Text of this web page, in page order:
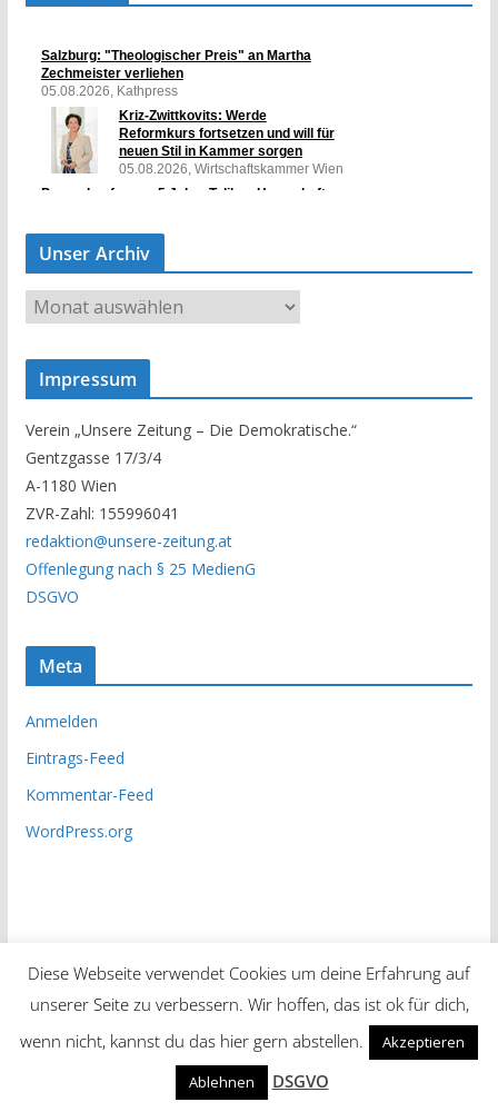
Unser Archiv
U
n
s
A
r
c
h
i
v
Impressum
Verein „Unsere Zeitung – Die Demokratische.“
Gentzgasse 17/3/4
A-1180 Wien
ZVR-Zahl: 155996041
redaktion@unsere-zeitung.at
Offenlegung nach § 25 MedienG
DSGVO
Meta
Anmelden
Eintrags-Feed
Kommentar-Feed
WordPress.org
Copyright © 2026 Unsere Zeitung
. Alle Rechte vorbehalten.
ColorMagvon ThemeGrill. Präsentiert von
WordPress.
Diese Webseite verwendet Cookies um deine Erfahrung auf
unserer Seite zu verbessern. Wir hoffen, das ist ok für dich,
wenn nicht, kannst du das hier gern abstellen.
Akzeptieren
Ablehnen
DSGVO